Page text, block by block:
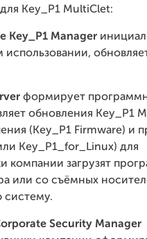
Key_P1 MultiClet:
Key_Р1 Manager
формирует
обновления Key_P1
(Key_P1 Firmware) и
Key_P1_for_Linux) для
компании загрузят
или со съёмных
систему.
Security Manager